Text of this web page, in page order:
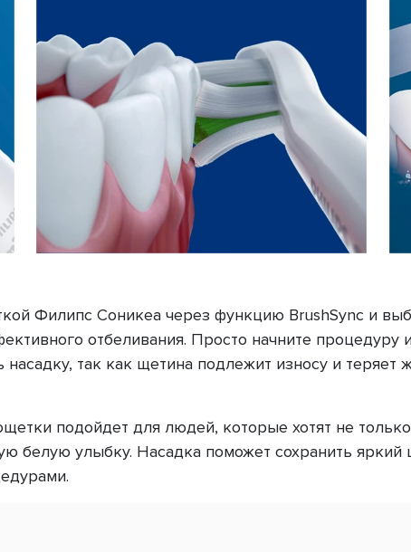
Филипс Соникеа через функцию BrushSync и
отбеливания. Просто начните процедуру
так как щетина подлежит износу и теряет
подойдет для людей, которые хотят не
белую улыбку. Насадка поможет сохранить